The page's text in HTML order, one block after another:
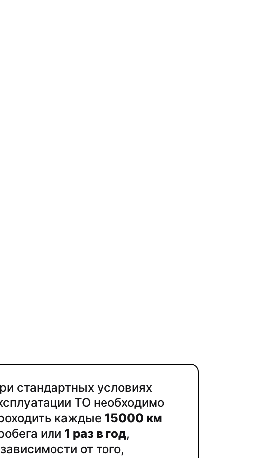
стандартных условиях
ТО необходимо
каждые 15000 км
или 1 раз в год,
от того,